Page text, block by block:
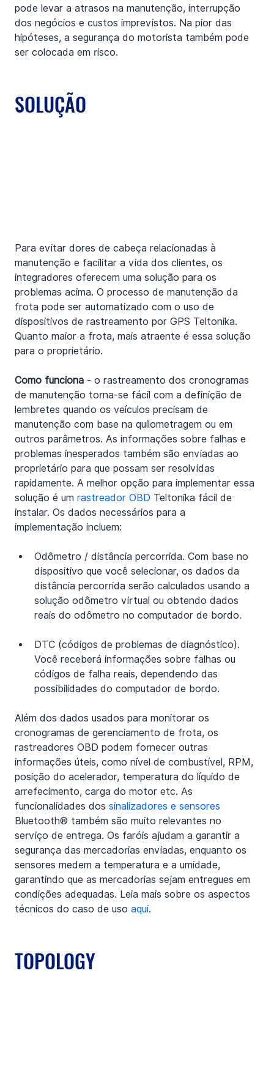
pode levar a atrasos na manutenção, interrupção
dos negócios e custos imprevistos. Na pior das
hipóteses, a segurança do motorista também pode
ser colocada em risco.
SOLUÇÃO
Para evitar dores de cabeça relacionadas à
manutenção e facilitar a vida dos clientes, os
integradores oferecem uma solução para os
problemas acima. O processo de manutenção da
frota pode ser automatizado com o uso de
dispositivos de rastreamento por GPS Teltonika.
Quanto maior a frota, mais atraente é essa solução
para o proprietário.
Como funciona - o rastreamento dos cronogramas
de manutenção torna-se fácil com a definição de
lembretes quando os veículos precisam de
manutenção com base na quilometragem ou em
outros parâmetros. As informações sobre falhas e
problemas inesperados também são enviadas ao
proprietário para que possam ser resolvidas
rapidamente. A melhor opção para implementar essa
solução é um rastreador OBD Teltonika fácil de
instalar. Os dados necessários para a
implementação incluem:
Odômetro / distância percorrida. Com base no
dispositivo que você selecionar, os dados da
distância percorrida serão calculados usando a
solução odômetro virtual ou obtendo dados
reais do odômetro no computador de bordo.
DTC (códigos de problemas de diagnóstico).
Você receberá informações sobre falhas ou
códigos de falha reais, dependendo das
possibilidades do computador de bordo.
Além dos dados usados para monitorar os
cronogramas de gerenciamento de frota, os
rastreadores OBD podem fornecer outras
informações úteis, como nível de combustível, RPM,
posição do acelerador, temperatura do líquido de
arrefecimento, carga do motor etc. As
funcionalidades dos sinalizadores e sensores
Bluetooth® também são muito relevantes no
serviço de entrega. Os faróis ajudam a garantir a
segurança das mercadorias enviadas, enquanto os
sensores medem a temperatura e a umidade,
garantindo que as mercadorias sejam entregues em
condições adequadas. Leia mais sobre os aspectos
técnicos do caso de uso aqui.
TOPOLOGY